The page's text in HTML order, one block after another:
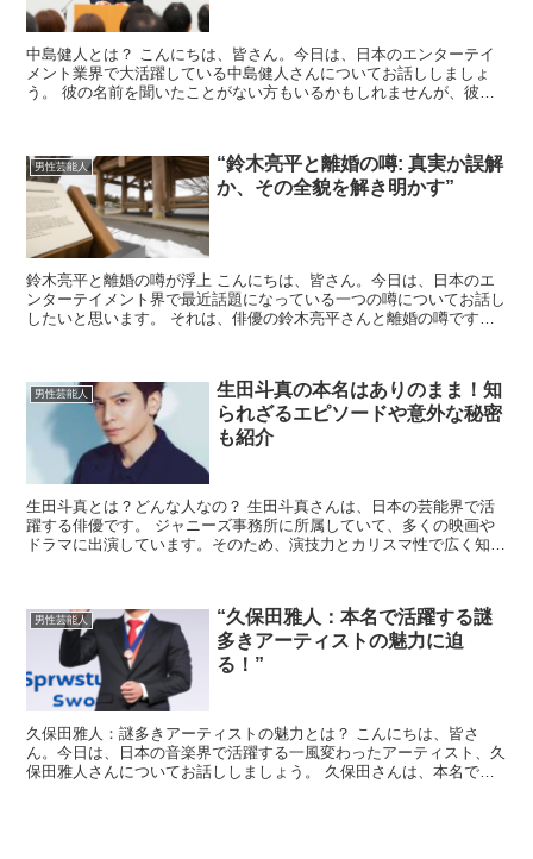
中島健人とは？ こんにちは、皆さん。今日は、日本のエンターテイ
メント業界で大活躍している中島健人さんについてお話ししましょ
う。 彼の名前を聞いたことがない方もいるかもしれませんが、彼は
男性芸能人
“鈴木亮平と離婚の噂: 真実か誤解
か、その全貌を解き明かす”
鈴木亮平と離婚の噂が浮上 こんにちは、皆さん。今日は、日本のエ
ンターテイメント界で最近話題になっている一つの噂についてお話し
したいと思います。 それは、俳優の鈴木亮平さんと離婚の噂です。
男性芸能人
生田斗真の本名はありのまま！知
られざるエピソードや意外な秘密
も紹介
生田斗真とは？どんな人なの？ 生田斗真さんは、日本の芸能界で活
躍する俳優です。 ジャニーズ事務所に所属していて、多くの映画や
ドラマに出演しています。そのため、演技力とカリスマ性で広く知ら
男性芸能人
“久保田雅人：本名で活躍する謎
多きアーティストの魅力に迫
る！”
久保田雅人：謎多きアーティストの魅力とは？ こんにちは、皆さ
ん。今日は、日本の音楽界で活躍する一風変わったアーティスト、久
保田雅人さんについてお話ししましょう。 久保田さんは、本名で活